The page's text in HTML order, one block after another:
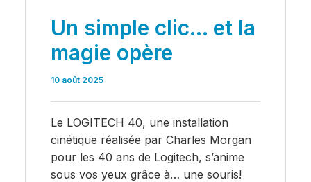
Un simple clic… et la
magie opère
10 août 2025
Le LOGITECH 40, une installation
cinétique réalisée par Charles Morgan
pour les 40 ans de Logitech, s’anime
sous vos yeux grâce à… une souris!